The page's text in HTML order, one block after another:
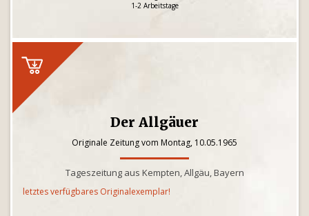
1-2 Arbeitstage
Der Allgäuer
Originale Zeitung vom Montag, 10.05.1965
Tageszeitung aus Kempten, Allgäu, Bayern
letztes verfügbares Originalexemplar!